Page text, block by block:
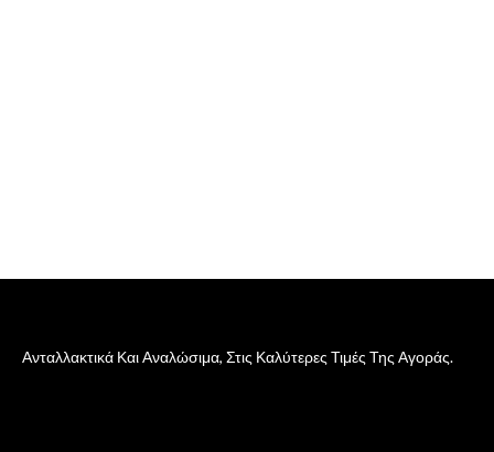
Ανταλλακτικά Και Αναλώσιμα, Στις Καλύτερες Τιμές Της Αγοράς.